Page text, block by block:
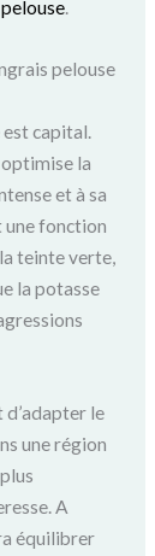
.
pelouse
est capital.
la
et à sa
fonction
teinte verte,
la potasse
le
une région
A
équilibrer